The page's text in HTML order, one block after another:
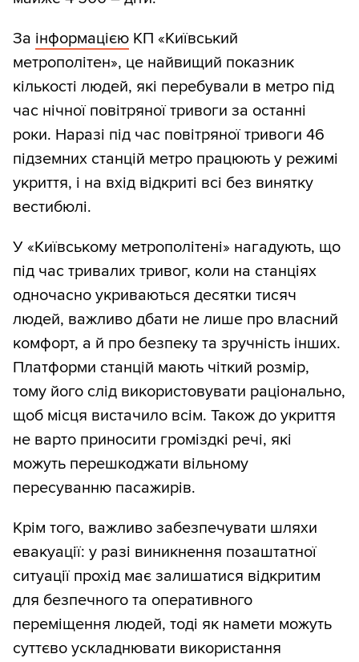
За інформацією КП «Київський
метрополітен», це найвищий показник
кількості людей, які перебували в метро під
час нічної повітряної тривоги за останні
роки. Наразі під час повітряної тривоги 46
підземних станцій метро працюють у режимі
укриття, і на вхід відкриті всі без винятку
вестибюлі.
У «Київському метрополітені» нагадують, що
під час тривалих тривог, коли на станціях
одночасно укриваються десятки тисяч
людей, важливо дбати не лише про власний
комфорт, а й про безпеку та зручність інших.
Платформи станцій мають чіткий розмір,
тому його слід використовувати раціонально,
щоб місця вистачило всім. Також до укриття
не варто приносити громіздкі речі, які
можуть перешкоджати вільному
пересуванню пасажирів.
Крім того, важливо забезпечувати шляхи
евакуації: у разі виникнення позаштатної
ситуації прохід має залишатися відкритим
для безпечного та оперативного
переміщення людей, тоді як намети можуть
суттєво ускладнювати використання